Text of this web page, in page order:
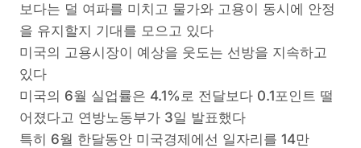
보다는 덜 여파를 미치고 물가와 고용이 동시에 안정
을 유지할지 기대를 모으고 있다
미국의 고용시장이 예상을 웃도는 선방을 지속하고
있다
미국의 6월 실업률은 4.1%로 전달보다 0.1포인트 떨
어졌다고 연방노동부가 3일 발표했다
특히 6월 한달동안 미국경제에선 일자리를 14만